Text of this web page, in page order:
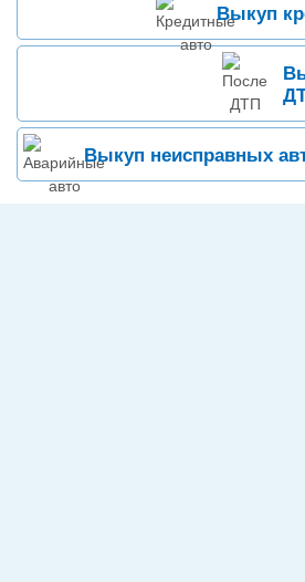
Выкуп
Выкуп неисправных